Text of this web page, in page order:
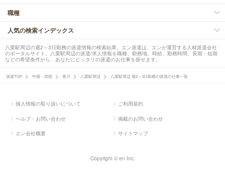
職種
人気の検索インデックス
八栗駅周辺の週2～3日勤務の派遣情報の検索結果。エン派遣は、エンが運営する人材派遣会社
のポータルサイト。八栗駅周辺の派遣/求人情報を職種、勤務地、時給、勤務時間、長期・短期
などの希望条件から、あなたにピッタリの派遣のお仕事を探せます。
派遣TOP 中国・四国 香川 八栗駅周辺 八栗駅周辺 週2～3日勤務の派遣の仕事一覧
個人情報の取り扱いについて ご利用規約
ヘルプ・お問い合わせ 掲載のお問い合わせ
エン会社概要 サイトマップ
Copyright © en Inc.